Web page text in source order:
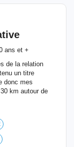
ans et +
de la relation
un titre
donc mes
km autour de